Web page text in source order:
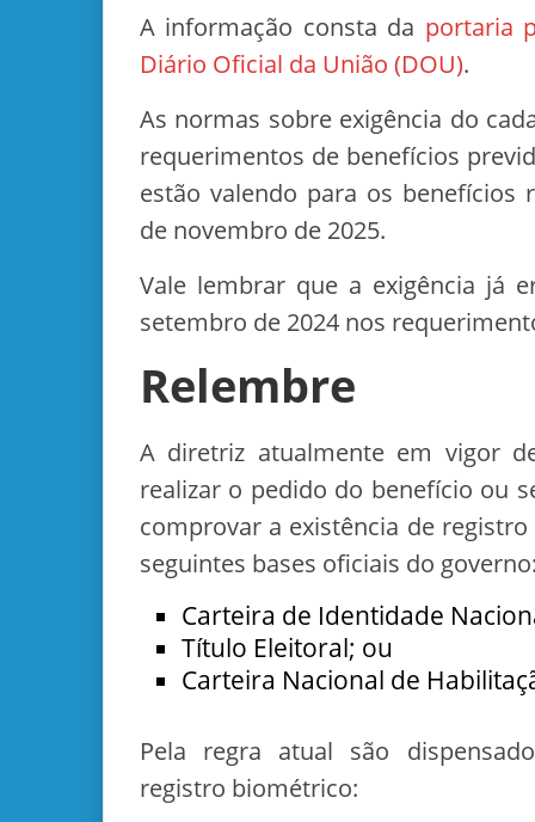
A informação consta da portaria
Diário Oficial da União (DOU).
As normas sobre exigência do
requerimentos de benefícios
estão valendo para os benefícios
de novembro de 2025.
Vale lembrar que a exigência já
setembro de 2024 nos
Relembre
A diretriz atualmente em vigor
realizar o pedido do benefício ou
comprovar a existência de
seguintes bases oficiais do
Carteira de Identidade
Título Eleitoral; ou
Carteira Nacional de
Pela regra atual são
registro biométrico: